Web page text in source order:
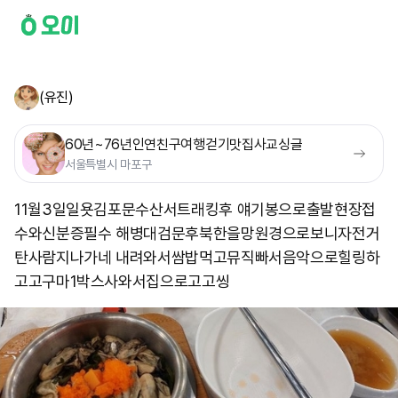
(유진)
60년~76년인연친구여행걷기맛집사교싱글
서울특별시 마포구
11월3일일욧김포문수산서트래킹후 얘기봉으로출발현장접
수와신분증필수 해병대검문후북한을망원경으로보니자전거
탄사람지나가네 내려와서쌈밥먹고뮤직빠서음악으로힐링하
고고구마1박스사와서집으로고고씽